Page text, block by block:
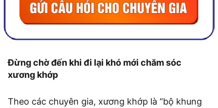
Đừng chờ đến khi đi lại khó mới chăm sóc
xương khớp
Theo các chuyên gia, xương khớp là “bộ khung